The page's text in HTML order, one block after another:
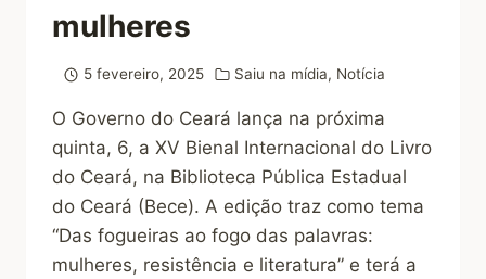
mulheres
5 fevereiro, 2025 Saiu na mídia, Notícia
O Governo do Ceará lança na próxima
quinta, 6, a XV Bienal Internacional do Livro
do Ceará, na Biblioteca Pública Estadual
do Ceará (Bece). A edição traz como tema
“Das fogueiras ao fogo das palavras:
mulheres, resistência e literatura” e terá a